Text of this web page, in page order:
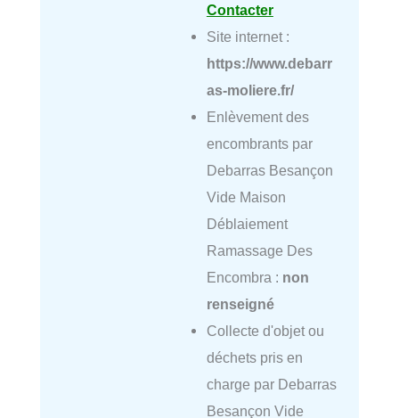
Contacter
Site internet :
https://www.debarr
as-moliere.fr/
Enlèvement des
encombrants par
Debarras Besançon
Vide Maison
Déblaiement
Ramassage Des
Encombra : non
renseigné
Collecte d'objet ou
déchets pris en
charge par Debarras
Besançon Vide